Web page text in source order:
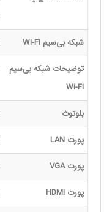
شبکه بی‌سیم Wi-Fi
توضیحات شبکه بی‌سیم
Wi-Fi
بلوتوث
پورت LAN
پورت VGA
پورت HDMI